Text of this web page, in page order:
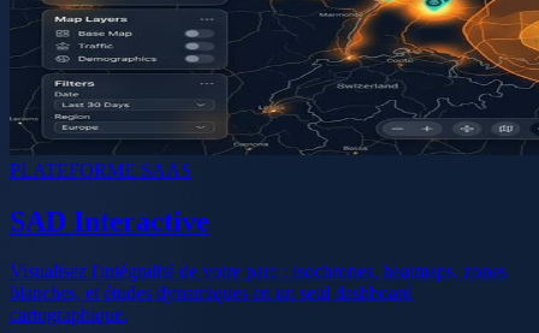
PLATEFORME SAAS
SAD Interactive
Visualisez l'intégralité de votre parc : isochrones, heatmaps, zones
blanches, et études dynamiques en un seul dashboard
cartographique.